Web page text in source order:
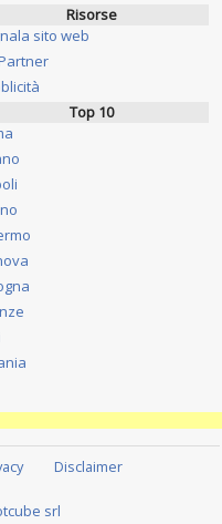
Risorse
sito web
Top 10
Disclaimer
srl